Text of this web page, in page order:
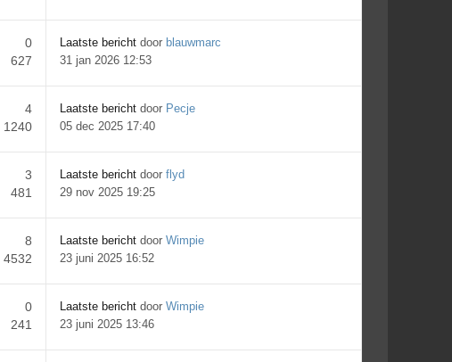
0
627
Laatste bericht door blauwmarc
31 jan 2026 12:53
4
1240
Laatste bericht door Pecje
05 dec 2025 17:40
3
481
Laatste bericht door flyd
29 nov 2025 19:25
8
4532
Laatste bericht door Wimpie
23 juni 2025 16:52
0
241
Laatste bericht door Wimpie
23 juni 2025 13:46